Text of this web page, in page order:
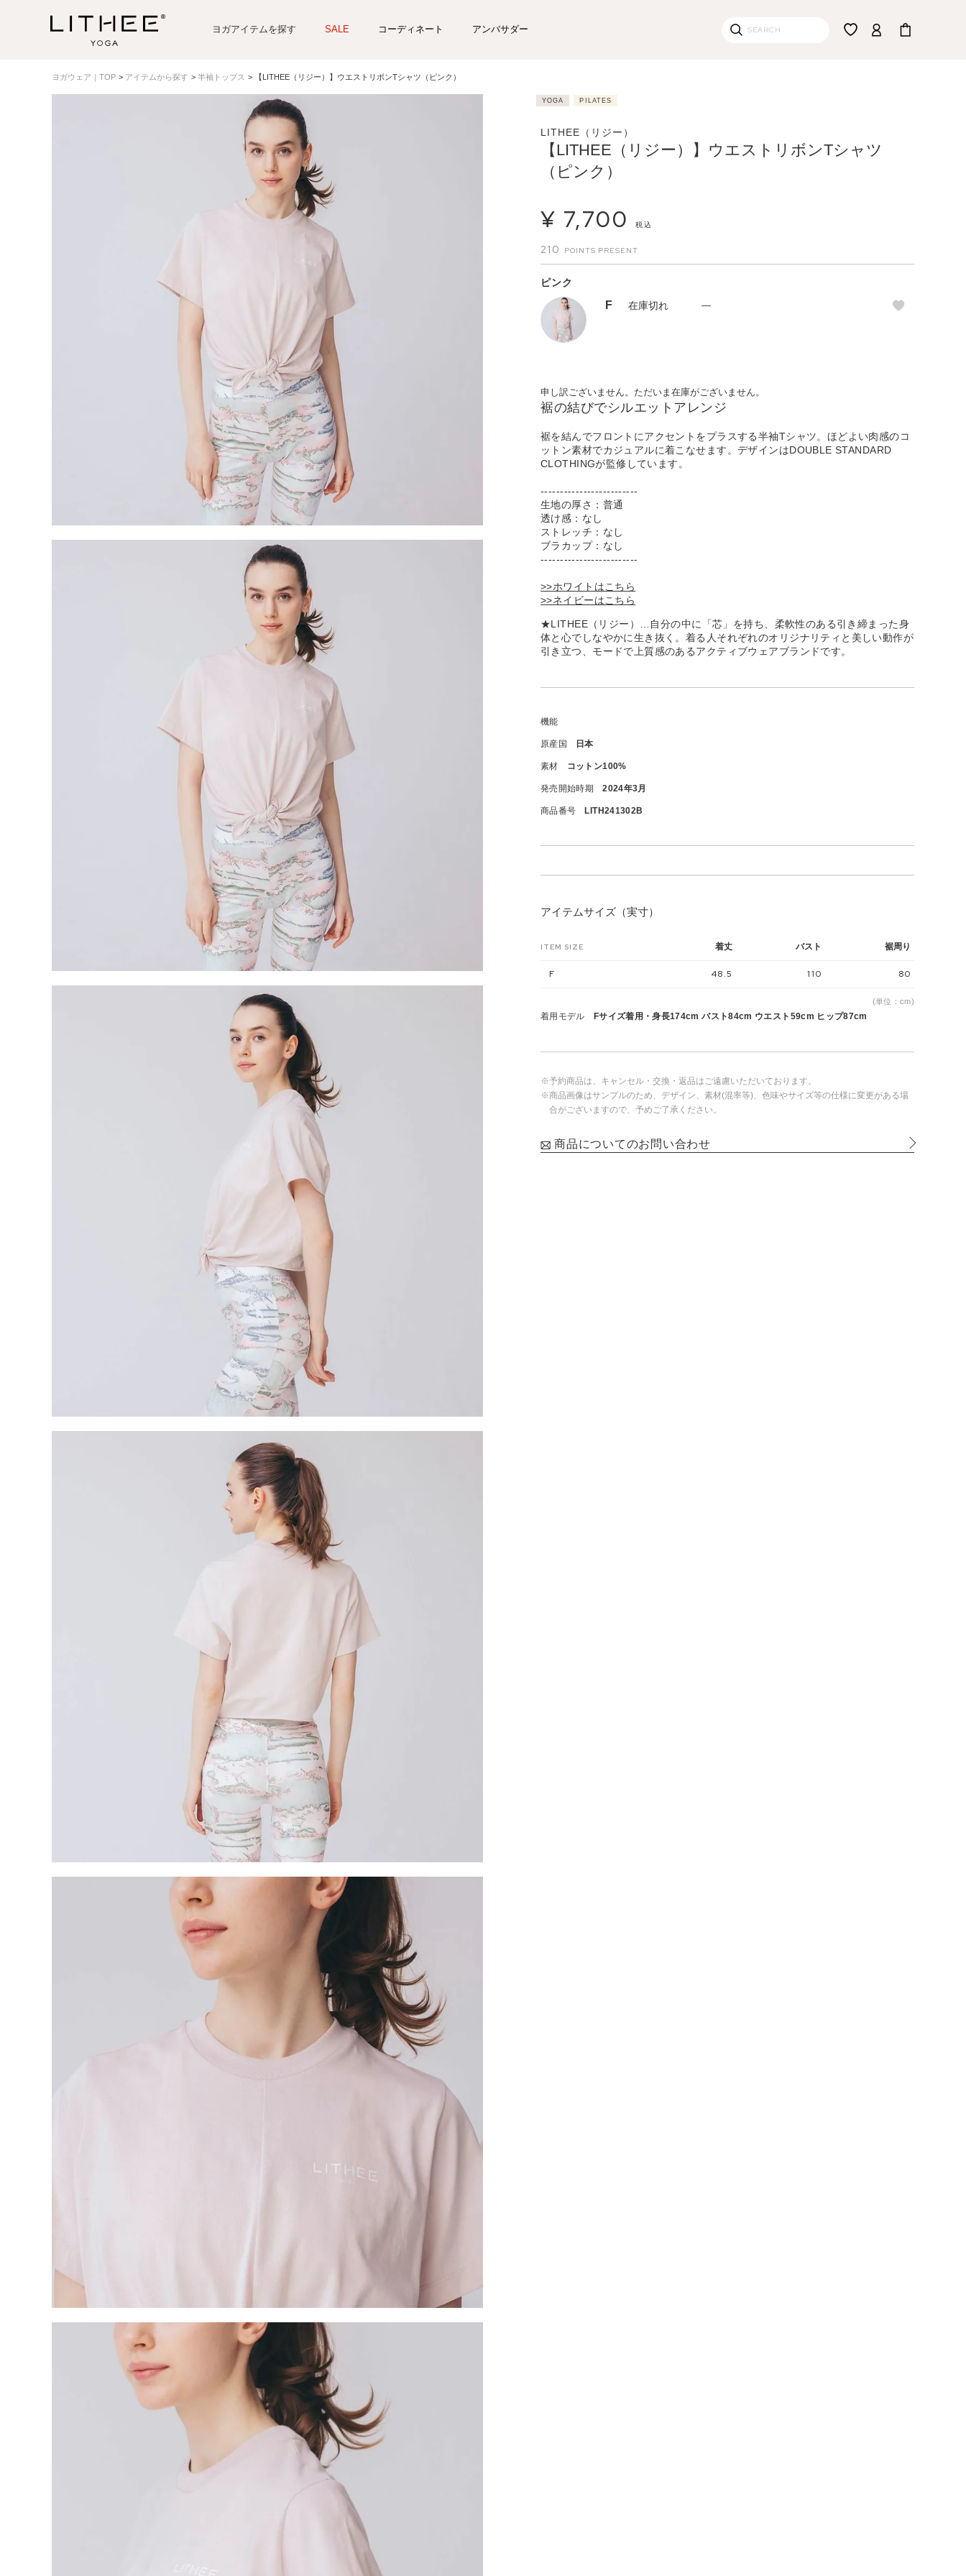
ヨガアイテムを探す SALE コーディネート アンバサダー
ヨガウェア｜TOP アイテムから探す 半袖トップス 【LITHEE（リジー）】ウエストリボンTシャツ（ピンク）
YOGA PILATES
LITHEE（リジー）
【LITHEE（リジー）】ウエストリボンTシャツ
（ピンク）
¥ 7,700 税込
210
ピンク
F 在庫切れ —
申し訳ございません。ただいま在庫がございません。
裾の結びでシルエットアレンジ
裾を結んでフロントにアクセントをプラスする半袖Tシャツ。ほどよい肉感のコ
ットン素材でカジュアルに着こなせます。デザインはDOUBLE STANDARD
CLOTHINGが監修しています。
-------------------------
生地の厚さ：普通
透け感：なし
ストレッチ：なし
ブラカップ：なし
-------------------------
>>ホワイトはこちら
>>ネイビーはこちら
★LITHEE（リジー）…自分の中に「芯」を持ち、柔軟性のある引き締まった身
体と心でしなやかに生き抜く。着る人それぞれのオリジナリティと美しい動作が
引き立つ、モードで上質感のあるアクティブウェアブランドです。
機能
原産国 日本
素材 コットン100%
発売開始時期 2024年3月
商品番号 LITH241302B
アイテムサイズ（実寸）
ITEM SIZE 着丈 バスト 裾周り
F 48.5 110 80
(単位：cm)
着用モデル Fサイズ着用・身長174cm バスト84cm ウエスト59cm ヒップ87cm
※予約商品は、キャンセル・交換・返品はご遠慮いただいております。
※商品画像はサンプルのため、デザイン、素材(混率等)、色味やサイズ等の仕様に変更がある場
合がございますので、予めご了承ください。
商品についてのお問い合わせ